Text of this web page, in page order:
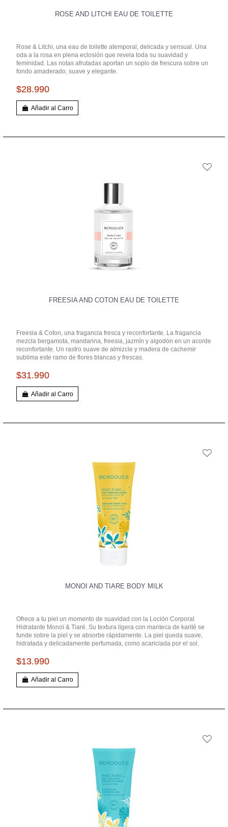
ROSE AND LITCHI EAU DE TOILETTE
Rose & Litchi, una eau de toilette atemporal, delicada y sensual. Una
oda a la rosa en plena eclosión que revela toda su suavidad y
feminidad. Las notas afrutadas aportan un soplo de frescura sobre un
fondo amaderado, suave y elegante.
$28.990
Añadir al Carro
FREESIA AND COTON EAU DE TOILETTE
Freesia & Coton, una fragancia fresca y reconfortante. La fragancia
mezcla bergamota, mandarina, freesia, jazmín y algodón en un acorde
reconfortante. Un rastro suave de almizcle y madera de cachemir
sublima este ramo de flores blancas y frescas.
$31.990
Añadir al Carro
MONOI AND TIARE BODY MILK
Ofrece a tu piel un momento de suavidad con la Loción Corporal
Hidratante Monoï & Tiaré. Su textura ligera con manteca de karité se
funde sobre la piel y se absorbe rápidamente. La piel queda suave,
hidratada y delicadamente perfumada, como acariciada por el sol.
$13.990
Añadir al Carro